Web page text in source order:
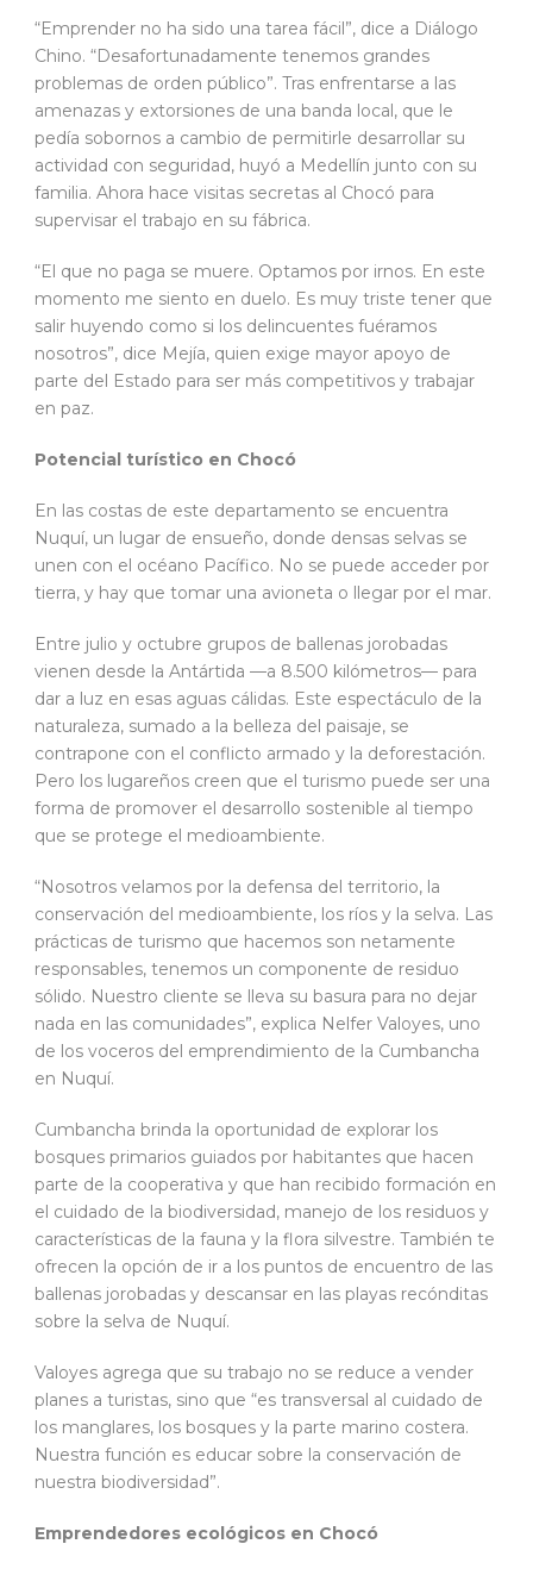
“Emprender no ha sido una tarea fácil”, dice a Diálogo
Chino. “Desafortunadamente tenemos grandes
problemas de orden público”. Tras enfrentarse a las
amenazas y extorsiones de una banda local, que le
pedía sobornos a cambio de permitirle desarrollar su
actividad con seguridad, huyó a Medellín junto con su
familia. Ahora hace visitas secretas al Chocó para
supervisar el trabajo en su fábrica.
“El que no paga se muere. Optamos por irnos. En este
momento me siento en duelo. Es muy triste tener que
salir huyendo como si los delincuentes fuéramos
nosotros”, dice Mejía, quien exige mayor apoyo de
parte del Estado para ser más competitivos y trabajar
en paz.
Potencial turístico en Chocó
En las costas de este departamento se encuentra
Nuquí, un lugar de ensueño, donde densas selvas se
unen con el océano Pacífico. No se puede acceder por
tierra, y hay que tomar una avioneta o llegar por el mar.
Entre julio y octubre grupos de ballenas jorobadas
vienen desde la Antártida —a 8.500 kilómetros— para
dar a luz en esas aguas cálidas. Este espectáculo de la
naturaleza, sumado a la belleza del paisaje, se
contrapone con el conflicto armado y la deforestación.
Pero los lugareños creen que el turismo puede ser una
forma de promover el desarrollo sostenible al tiempo
que se protege el medioambiente.
“Nosotros velamos por la defensa del territorio, la
conservación del medioambiente, los ríos y la selva. Las
prácticas de turismo que hacemos son netamente
responsables, tenemos un componente de residuo
sólido. Nuestro cliente se lleva su basura para no dejar
nada en las comunidades”, explica Nelfer Valoyes, uno
de los voceros del emprendimiento de la Cumbancha
en Nuquí.
Cumbancha brinda la oportunidad de explorar los
bosques primarios guiados por habitantes que hacen
parte de la cooperativa y que han recibido formación en
el cuidado de la biodiversidad, manejo de los residuos y
características de la fauna y la flora silvestre. También te
ofrecen la opción de ir a los puntos de encuentro de las
ballenas jorobadas y descansar en las playas recónditas
sobre la selva de Nuquí.
Valoyes agrega que su trabajo no se reduce a vender
planes a turistas, sino que “es transversal al cuidado de
los manglares, los bosques y la parte marino costera.
Nuestra función es educar sobre la conservación de
nuestra biodiversidad”.
Emprendedores ecológicos en Chocó